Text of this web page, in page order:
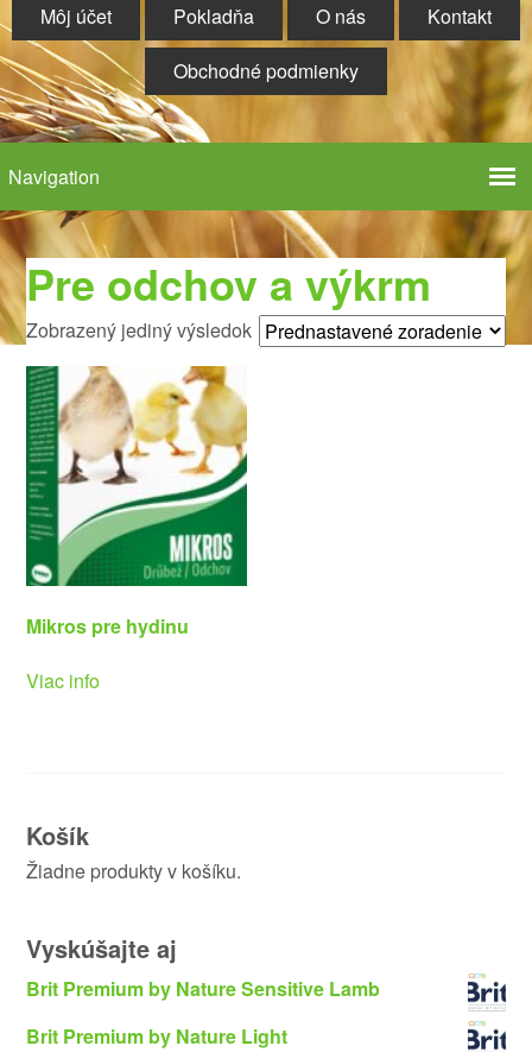
Môj účet Pokladňa O nás
Kontakt
Obchodné podmienky
Pre odchov a výkrm
Zobrazený jediný výsledok
Mikros pre hydinu
Viac info
Košík
Žiadne produkty v košíku.
Vyskúšajte aj
Brit Premium by Nature Sensitive Lamb
Brit Premium by Nature Light